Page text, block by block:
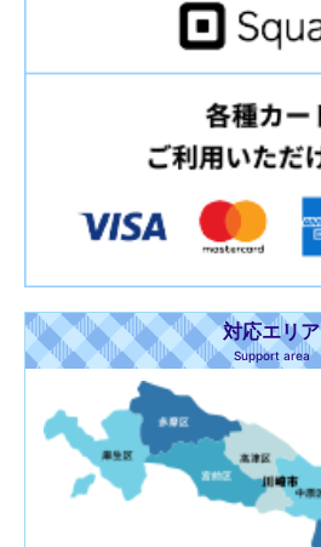
対応エリア
Support area